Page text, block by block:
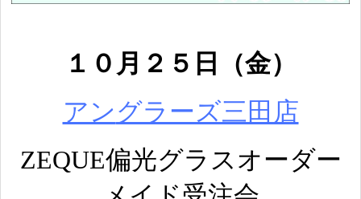
１０月２５ 日（金）
アングラーズ三田店
ZEQUE偏光グラスオーダー